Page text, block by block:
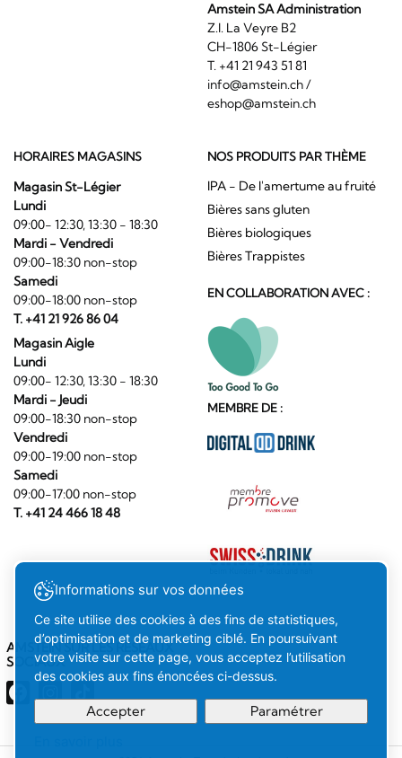
Amstein SA Administration
Z.I. La Veyre B2
CH-1806 St-Légier
T. +41 21 943 51 81
info@amstein.ch/
eshop@amstein.ch
HORAIRES MAGASINS
Magasin St-Légier
Lundi
09:00- 12:30, 13:30 - 18:30
Mardi - Vendredi
09:00-18:30 non-stop
Samedi
09:00-18:00 non-stop
T. +41 21 926 86 04
Magasin Aigle
Lundi
09:00- 12:30, 13:30 - 18:30
Mardi - Jeudi
09:00-18:30 non-stop
Vendredi
09:00-19:00 non-stop
Samedi
09:00-17:00 non-stop
T. +41 24 466 18 48
NOS PRODUITS PAR THÈME
IPA - De l'amertume au fruité
Bières sans gluten
Bières biologiques
Bières Trappistes
EN COLLABORATION AVEC :
MEMBRE DE :
AMSTEIN SUR LES RÉSEAUX
SOCIAUX
Informations sur vos données
Ce site utilise des cookies à des fins de statistiques,
d’optimisation et de marketing ciblé. En poursuivant
votre visite sur cette page, vous acceptez l’utilisation
des cookies aux fins énoncées ci-dessus.
Accepter Paramétrer